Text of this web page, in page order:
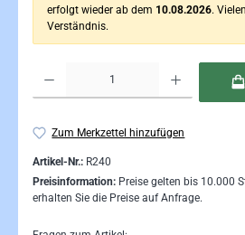
erfolgt wieder ab dem 10.08.2026.
Verständnis.
Zum Merkzettel hinzufügen
Artikel-Nr.: R240
Preisinformation: Preise gelten bis 10.000
erhalten Sie die Preise auf Anfrage.